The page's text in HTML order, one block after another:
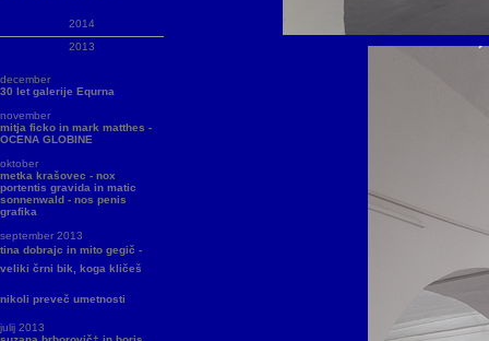
2014
2013
december
30 let galerije Equrna
november
mitja ficko in mark matthes -
OCENA GLOBINE
oktober
metka krašovec - nox
portentis gravida in matic
sonnenwald - nos penis
grafika
september 2013
tina dobrajc in mito gegič -
veliki črni bik, koga kličeš
nikoli preveč umetnosti
julij 2013